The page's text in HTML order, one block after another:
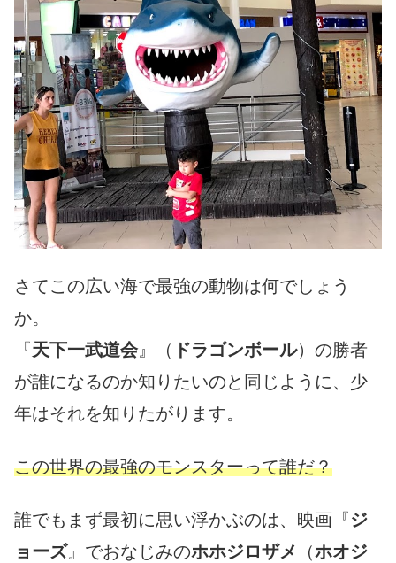
さてこの広い海で最強の動物は何でしょう
か。
『天下一武道会』（ ドラゴンボール）の勝者
が誰になるのか知りたいのと同じように、少
年はそれを知りたがります。
この世界の最強のモンスターって誰だ？
誰でもまず最初に思い浮かぶのは、映画『ジ
ョーズ』でおなじみのホホジロザメ （ホオジ